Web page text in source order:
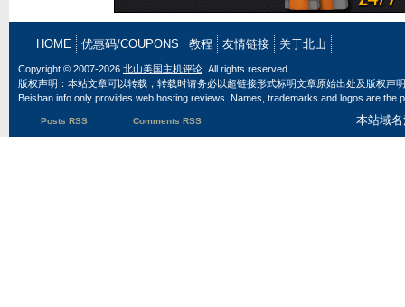
HOME 优惠码/COUPONS 教程 友情链接 关于北山
Copyright © 2007-2026 北山美国主机评论 . All rights reserved.
版权声明：本站文章可以转载，转载时请务必以超链接形式标明文章原始出处及版权声
Beishan.info only provides web hosting reviews. Names, trademarks and logos are
Posts RSS Comments RSS 本站域